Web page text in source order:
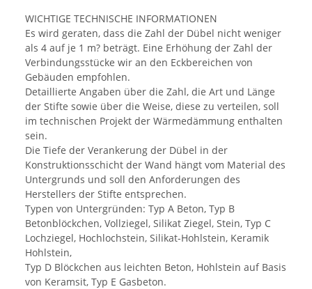
WICHTIGE TECHNISCHE INFORMATIONEN
Es wird geraten, dass die Zahl der Dübel nicht weniger
als 4 auf je 1 m? beträgt. Eine Erhöhung der Zahl der
Verbindungsstücke wir an den Eckbereichen von
Gebäuden empfohlen.
Detaillierte Angaben über die Zahl, die Art und Länge
der Stifte sowie über die Weise, diese zu verteilen, soll
im technischen Projekt der Wärmedämmung enthalten
sein.
Die Tiefe der Verankerung der Dübel in der
Konstruktionsschicht der Wand hängt vom Material des
Untergrunds und soll den Anforderungen des
Herstellers der Stifte entsprechen.
Typen von Untergründen: Typ A Beton, Typ B
Betonblöckchen, Vollziegel, Silikat Ziegel, Stein, Typ C
Lochziegel, Hochlochstein, Silikat-Hohlstein, Keramik
Hohlstein,
Typ D Blöckchen aus leichten Beton, Hohlstein auf Basis
von Keramsit, Typ E Gasbeton.